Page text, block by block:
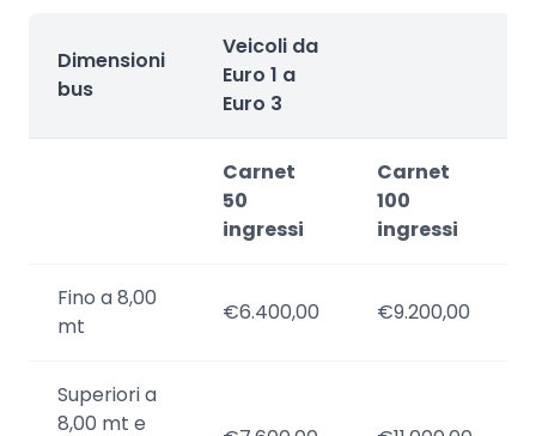
Dimensioni
bus
Veicoli da
Euro 1 a
Euro 3
Carnet
50
ingressi
Carnet
100
ingressi
Fino a 8,00
mt
€6.400,00 €9.200,00
Superiori a
8,00 mt e